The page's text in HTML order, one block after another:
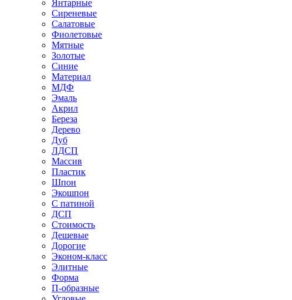
Янтарные
Сиреневые
Салатовые
Фиолетовые
Мятные
Золотые
Синие
Материал
МДФ
Эмаль
Акрил
Береза
Дерево
Дуб
ЛДСП
Массив
Пластик
Шпон
Экошпон
С патиной
ДСП
Стоимость
Дешевые
Дорогие
Эконом-класс
Элитные
Форма
П-образные